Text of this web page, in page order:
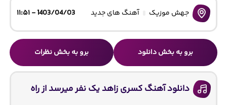
جهش موزیک آهنگ های جدید 1403/04/03 - ۱۱:۵۱
برو به بخش دانلود برو به بخش نظرات
دانلود آهنگ کسری زاهد یک نفر میرسد از راه